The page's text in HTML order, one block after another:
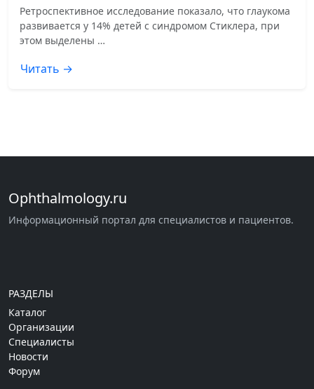
Ретроспективное исследование показало, что глаукома
развивается у 14% детей с синдромом Стиклера, при
этом выделены …
Читать →
Ophthalmology.ru
Информационный портал для специалистов и пациентов.
РАЗДЕЛЫ
Каталог
Организации
Специалисты
Новости
Форум